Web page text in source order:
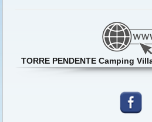
TORRE PENDENTE Camping